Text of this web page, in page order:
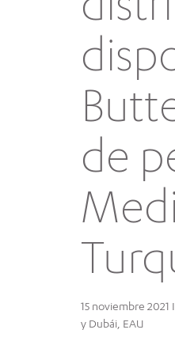
de
15 noviembre 2021
y Dubái, EAU